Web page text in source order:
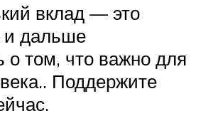
вклад — это
и дальше
о том, что важно для
Поддержите